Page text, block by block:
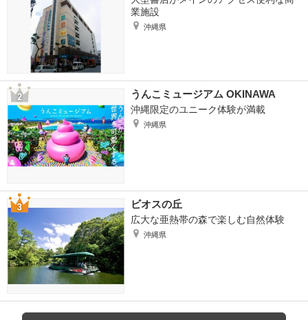
業施設
沖縄県
うんこミュージアム OKINAWA
沖縄限定のユニーク体験が満載
沖縄県
ビオスの丘
広大な亜熱帯の森で楽しむ自然体験
沖縄県